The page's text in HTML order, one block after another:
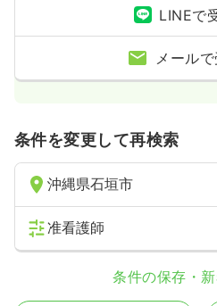
LINEで
メール
条件を変更して再検索
沖縄県石垣市
准看護師
条件の保存・